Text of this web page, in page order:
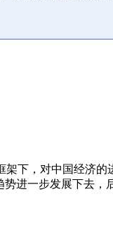
下，对中国经济
进一步发展下去，